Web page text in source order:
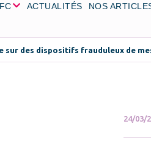
ACTUALITÉS NOS
sur des dispositifs frauduleux de
24/03/